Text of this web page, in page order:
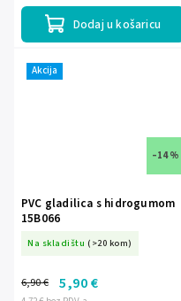
Dodaj u košaricu
Akcija
–14 %
PVC gladilica s hidrogumom
15B066
Na skladištu (>20 kom)
6,90 € 5,90 €